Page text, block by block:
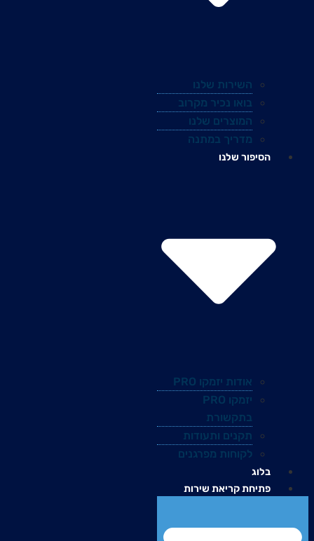
השירות שלנו
בואו נכיר מקרוב
המוצרים שלנו
מדריך במתנה
הסיפור שלנו
אודות יזמקו PRO
יזמקו PRO
בתקשורת
תקנים ותעודות
לקוחות מפרגנים
בלוג
פתיחת קריאת שירות